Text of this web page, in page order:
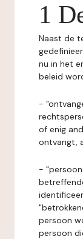
1
Naast de
nu in het
beleid
-
of enig
ontvangt,
-
persoon
persoon